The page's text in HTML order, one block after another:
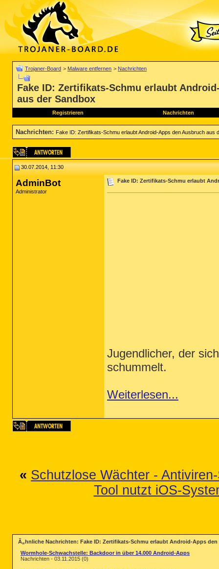
Trojaner-Board > Malware entfernen > Nachrichten
Fake ID: Zertifikats-Schmu erlaubt
aus der Sandbox
Registrieren Nachrichten
Nachrichten: Fake ID: Zertifikats-Schmu erlaubt Android-Apps den Ausbruch aus
30.07.2014, 11:30
AdminBot
Administrator
Fake ID: Zertifikats-Schmu erlaubt
Jugendlicher, der
schummelt.
Weiterlesen...
« Schutzlose Wächter -
Tool nutzt iOS-
Ã„hnliche Nachrichten: Fake ID: Zertifikats-Schmu erlaubt Android-Apps
Wormhole-Schwachstelle: Backdoor in über 14.000 Android-Apps
Nachrichten - 03.11.2015 (0)